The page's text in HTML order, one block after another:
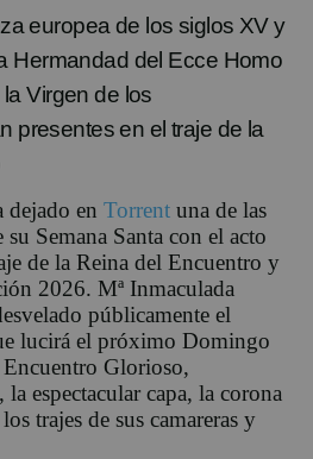
europea de los siglos XV y
Hermandad del Ecce Homo
Virgen de los
presentes en el traje de la
dejado en Torrent una de las
su Semana Santa con el acto
de la Reina del Encuentro y
2026. Mª Inmaculada
públicamente el
lucirá el próximo Domingo
Glorioso,
espectacular capa, la corona
trajes de sus camareras y